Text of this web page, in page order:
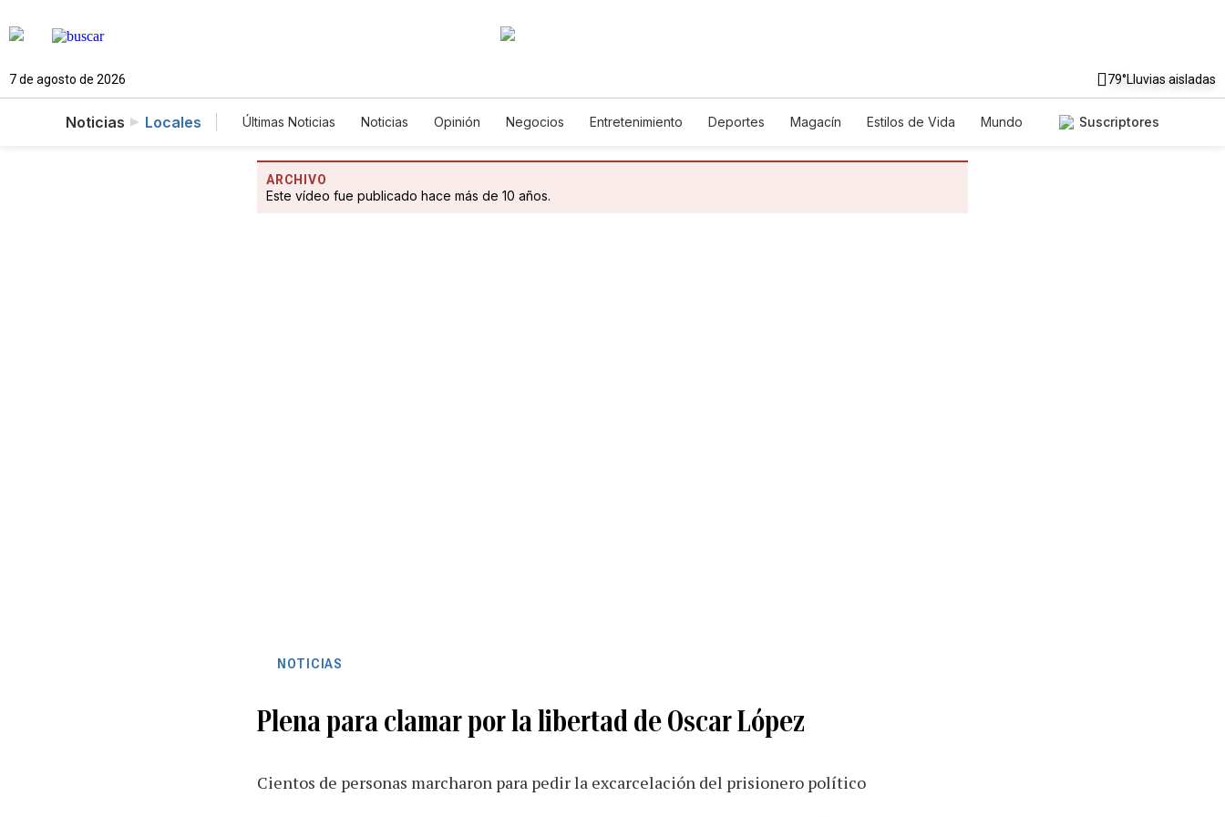
7 de agosto de 2026 79°Lluvias aisladas
Noticias Locales Últimas Noticias Noticias Opinión Negocios Entretenimiento Deportes Magacín Estilos de Vida
Mundo
Suscriptores
ARCHIVO
Este vídeo fue publicado hace más de 10 años.
NOTICIAS
Plena para clamar por la libertad de Oscar López
Cientos de personas marcharon para pedir la excarcelación del prisionero político